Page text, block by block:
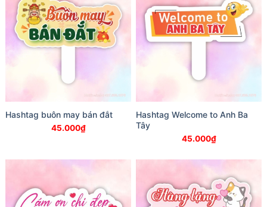
Hashtag buôn may bán đắt
45.000₫
Hashtag Welcome to Anh Ba
Tây
45.000₫